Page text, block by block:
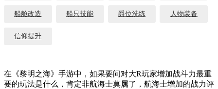
船舱改造 船只技能 爵位洗练 人物装备
信仰提升
在《黎明之海》手游中，如果要问对大R玩家增加战斗力最重
要的玩法是什么，肯定非航海士莫属了，航海士增加的战力评